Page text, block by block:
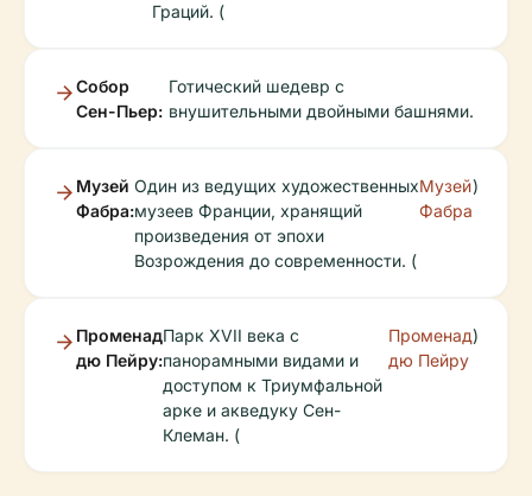
Граций. (
Собор
Сен-Пьер:
Готический шедевр с
внушительными двойными башнями.
Музей
Фабра:
Один из ведущих художественных
музеев Франции, хранящий
произведения от эпохи
Возрождения до современности. (
Музей
Фабра
)
Променад
дю Пейру:
Парк XVII века с
панорамными видами и
доступом к Триумфальной
арке и акведуку Сен-
Клеман. (
Променад
дю Пейру
)